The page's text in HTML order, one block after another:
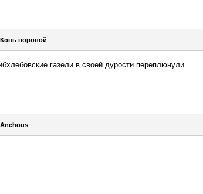
Конь вороной
газели в своей дурости переплюнули.
Anchous